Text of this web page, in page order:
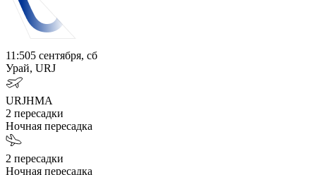
11:505 сентября, сб
Урай, URJ
URJHMA
2 пересадки
Ночная пересадка
2 пересадки
Ночная пересадка